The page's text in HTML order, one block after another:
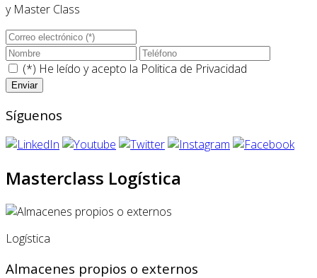
y Master Class
(*) He leído y acepto la Politica de Privacidad
Síguenos
Masterclass Logística
Logística
Almacenes propios o externos